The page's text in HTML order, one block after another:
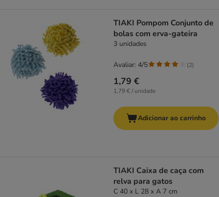
TIAKI Pompom Conjunto de
bolas com erva-gateira
3 unidades
1,79 €
1,79 € / unidade
Avaliar: 4/5 (2)
Adicionar ao carrinho
TIAKI Caixa de caça com
relva para gatos
C 40 x L 28 x A 7 cm